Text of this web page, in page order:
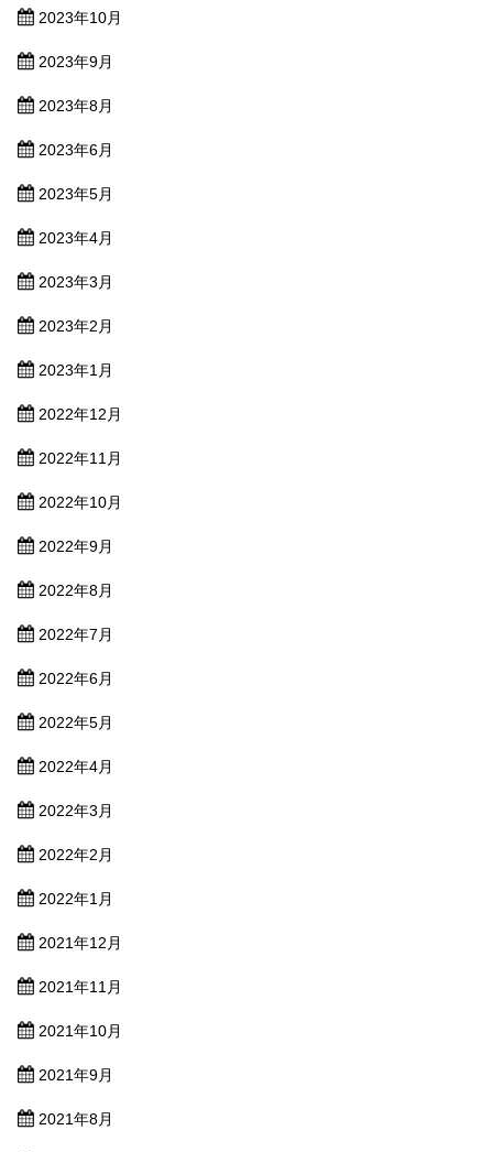
2023年10月
2023年9月
2023年8月
2023年6月
2023年5月
2023年4月
2023年3月
2023年2月
2023年1月
2022年12月
2022年11月
2022年10月
2022年9月
2022年8月
2022年7月
2022年6月
2022年5月
2022年4月
2022年3月
2022年2月
2022年1月
2021年12月
2021年11月
2021年10月
2021年9月
2021年8月